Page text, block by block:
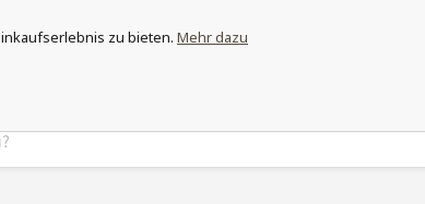
und entdecke das grösste Moskitonetz-
zu bieten. Mehr dazu